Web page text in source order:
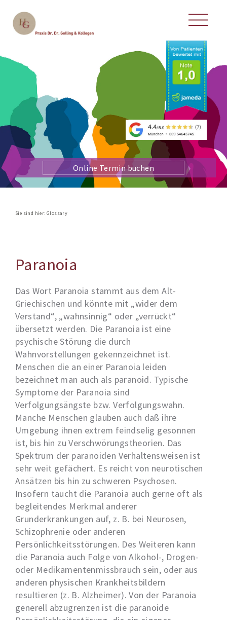
Online Termin buchen
Sie sind hier:Glossary
Paranoia
Das Wort Paranoia stammt aus dem Alt-
Griechischen und könnte mit „wider dem
Verstand“, „wahnsinnig“ oder „verrückt“
übersetzt werden. Die Paranoia ist eine
psychische Störung die durch
Wahnvorstellungen gekennzeichnet ist.
Menschen die an einer Paranoia leiden
bezeichnet man auch als paranoid. Typische
Symptome der Paranoia sind
Verfolgungsängste bzw. Verfolgungswahn.
Manche Menschen glauben auch daß ihre
Umgebung ihnen extrem feindselig gesonnen
ist, bis hin zu Verschwörungstheorien. Das
Spektrum der paranoiden Verhaltensweisen ist
sehr weit gefächert. Es reicht von neurotischen
Ansätzen bis hin zu schweren Psychosen.
Insofern taucht die Paranoia auch gerne oft als
begleitendes Merkmal anderer
Grunderkrankungen auf, z. B. bei Neurosen,
Schizophrenie oder anderen
Persönlichkeitsstörungen. Des Weiteren kann
die Paranoia auch Folge von Alkohol-, Drogen-
oder Medikamentenmissbrauch sein, oder aus
anderen physischen Krankheitsbildern
resultieren (z. B. Alzheimer). Von der Paranoia
generell abzugrenzen ist die paranoide